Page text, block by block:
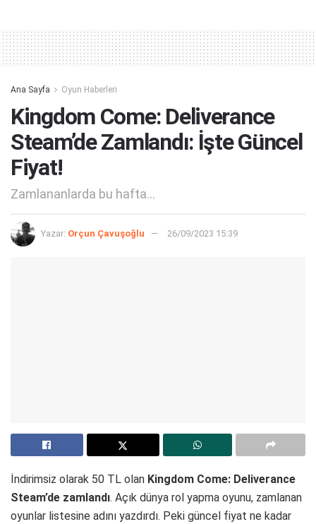
Ana Sayfa Oyun Haberleri
Kingdom Come: Deliverance
Steam’de Zamlandı: İşte Güncel
Fiyat!
Zamlananlarda bu hafta...
Yazar: Orçun Çavuşoğlu 26/09/2023 15:39
İndirimsiz olarak 50 TL olan Kingdom Come: Deliverance
Steam’de zamlandı. Açık dünya rol yapma oyunu, zamlanan
oyunlar listesine adını yazdırdı. Peki güncel fiyat ne kadar